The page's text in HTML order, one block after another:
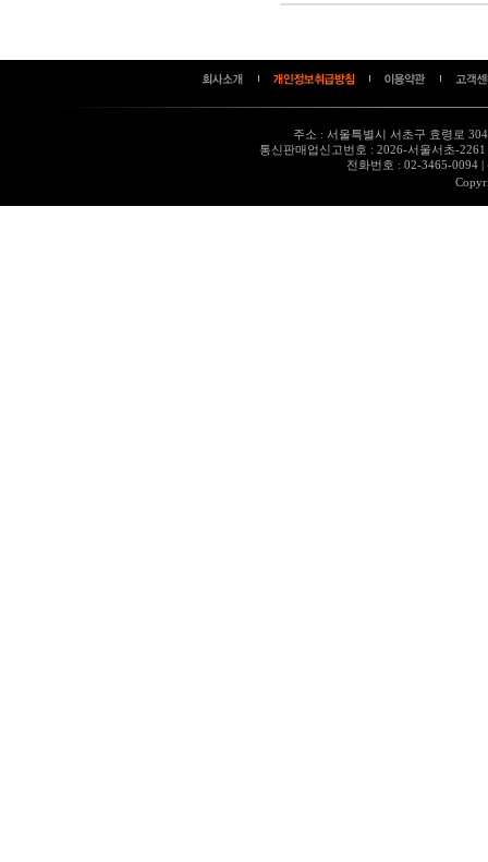
주소 : 서울특별시 서초구 효령로
통신판매업신고번호 : 2026-서울서초-2261
전화번호 : 02-3465-0094 |